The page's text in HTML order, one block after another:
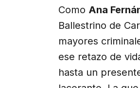
Como Ana
Ballestrino de
mayores
ese retazo de
hasta un